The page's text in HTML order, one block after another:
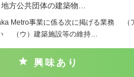
方公共団体の建築物…
Metro事業に係る次に掲げる業務
（ウ）建築施設等の維持…
興味あり